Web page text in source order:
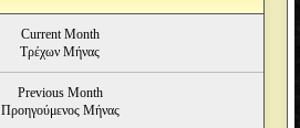
Current Month
Τρέχων Μήνας
Previous Month
Προηγούμενος Μήνας